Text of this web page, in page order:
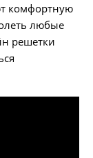
комфортную
любые
решетки